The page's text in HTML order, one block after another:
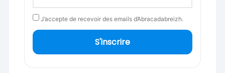
J’accepte de recevoir des emails d’Abracadabreizh.
S'inscrire